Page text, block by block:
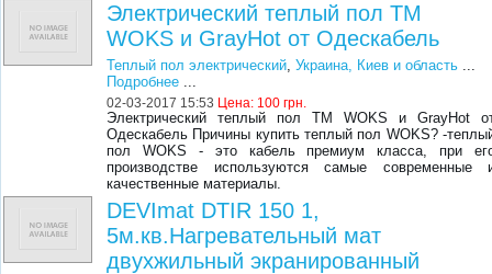
Электрический теплый пол ТМ
WOKS и GrayHot от Одескабель
Теплый пол электрический,Украина, Киев и область ...
Подробнее ...
02-03-2017 15:53 Цена: 100 грн.
Электрический теплый пол ТМ WOKS и GrayHot
Одескабель Причины купить теплый пол WOKS? -
пол WOKS - это кабель премиум класса, при
производстве используются самые современные
качественные материалы.
DEVImat DTIR 150 1,
5м.кв.Нагревательный мат
двухжильный экранированный